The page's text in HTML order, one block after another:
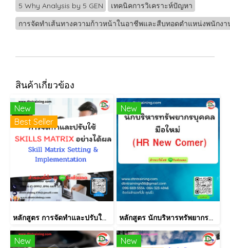
5 Why Analysis by 5 GEN
เทคนิคการวิเคราะห์ปัญหา
การจัดทำเส้นทางความก้าวหน้าในอาชีพและสืบทอดตำแหน่งพนักงา
สินค้าเกี่ยวข้อง
New
Best Seller
หลักสูตร การจัดทำและปรับใช้ SKILLS MATRIX อย่างได้ผล Skill Matrix Setting & Implementation
New
หลักสูตร นักบริหารทรัพยากรบุคคลมือใหม่ (HR New Comer)
New
New